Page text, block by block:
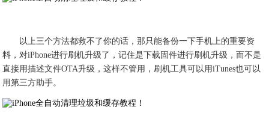
以上三个方法都救不了你的话，那只能备份一下手机上的重要资
料，对iPhone进行刷机升级了，记住是下载固件进行刷机升级，而不是
直接用描述文件OTA升级，这样不管用，刷机工具可以用iTunes也可以
用第三方助手。